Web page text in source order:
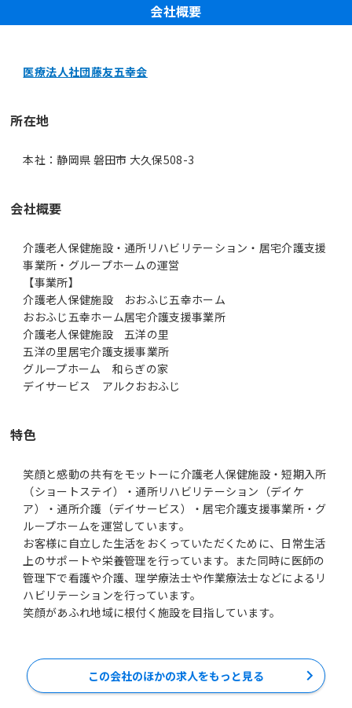
会社概要
医療法人社団藤友五幸会
所在地
本社：静岡県 磐田市 大久保508-3
会社概要
介護老人保健施設・通所リハビリテーション・居宅介護支援
事業所・グループホームの運営
【事業所】
介護老人保健施設 おおふじ五幸ホーム
おおふじ五幸ホーム居宅介護支援事業所
介護老人保健施設 五洋の里
五洋の里居宅介護支援事業所
グループホーム 和らぎの家
デイサービス アルクおおふじ
特色
笑顔と感動の共有をモットーに介護老人保健施設・短期入所
（ショートステイ）・通所リハビリテーション（デイケ
ア）・通所介護（デイサービス）・居宅介護支援事業所・グ
ループホームを運営しています。
お客様に自立した生活をおくっていただくために、日常生活
上のサポートや栄養管理を行っています。また同時に医師の
管理下で看護や介護、理学療法士や作業療法士などによるリ
ハビリテーションを行っています。
笑顔があふれ地域に根付く施設を目指しています。
この会社のほかの求人をもっと見る